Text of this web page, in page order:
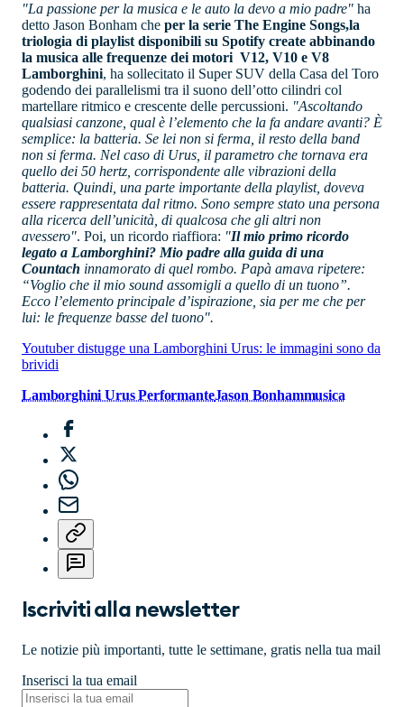
"La passione per la musica e le auto la devo a mio padre" ha
detto Jason Bonham che per la serie The Engine Songs,la
triologia di playlist disponibili su Spotify create abbinando
la musica alle frequenze dei motori V12, V10 e V8
Lamborghini, ha sollecitato il Super SUV della Casa del Toro
godendo dei parallelismi tra il suono dell’otto cilindri col
martellare ritmico e crescente delle percussioni. "Ascoltando
qualsiasi canzone, qual è l’elemento che la fa andare avanti? È
semplice: la batteria. Se lei non si ferma, il resto della band
non si ferma. Nel caso di Urus, il parametro che tornava era
quello dei 50 hertz, corrispondente alle vibrazioni della
batteria. Quindi, una parte importante della playlist, doveva
essere rappresentata dal ritmo. Sono sempre stato una persona
alla ricerca dell’unicità, di qualcosa che gli altri non
avessero". Poi, un ricordo riaffiora: "Il mio primo ricordo
legato a Lamborghini? Mio padre alla guida di una
Countach innamorato di quel rombo. Papà amava ripetere:
“Voglio che il mio sound assomigli a quello di un tuono”.
Ecco l’elemento principale d’ispirazione, sia per me che per
lui: le frequenze basse del tuono".
Youtuber distugge una Lamborghini Urus: le immagini sono da
brividi
Lamborghini Urus PerformanteJason Bonhammusica
Iscriviti alla newsletter
Le notizie più importanti, tutte le settimane, gratis nella tua mail
Inserisci la tua email